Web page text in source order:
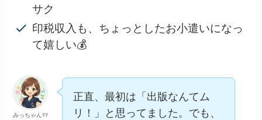
サク
印税収入も、ちょっとしたお小遣いになっ
て嬉しい💰
みっちゃんﾏﾏ
正直、最初は「出版なんてム
リ！」と思ってました。でも、